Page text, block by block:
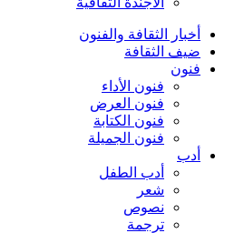
أخبار الثقافة والفنون
ضيف الثقافة
فنون
فنون الأداء
فنون العرض
فنون الكتابة
فنون الجميلة
أدب
أدب الطفل
شعر
نصوص
ترجمة